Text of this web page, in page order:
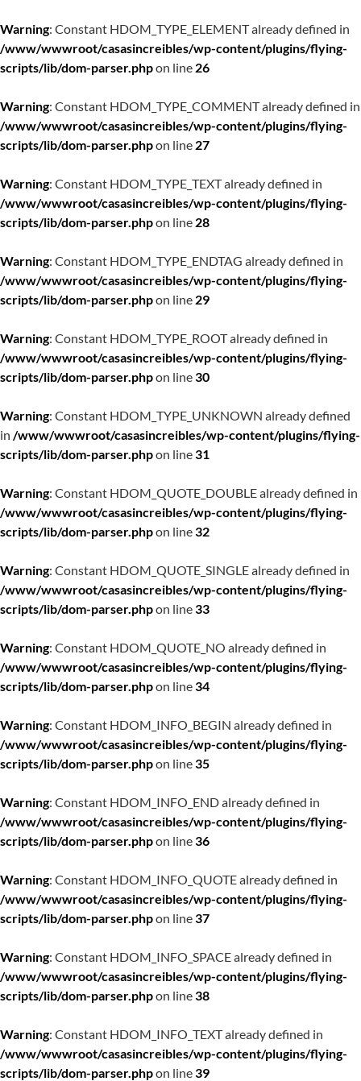
Warning: Constant HDOM_TYPE_ELEMENT already defined in
/www/wwwroot/casasincreibles/wp-content/plugins/flying-
scripts/lib/dom-parser.phpon line 26
Warning: Constant HDOM_TYPE_COMMENT already defined in
/www/wwwroot/casasincreibles/wp-content/plugins/flying-
scripts/lib/dom-parser.phpon line 27
Warning: Constant HDOM_TYPE_TEXT already defined in
/www/wwwroot/casasincreibles/wp-content/plugins/flying-
scripts/lib/dom-parser.phpon line 28
Warning: Constant HDOM_TYPE_ENDTAG already defined in
/www/wwwroot/casasincreibles/wp-content/plugins/flying-
scripts/lib/dom-parser.phpon line 29
Warning: Constant HDOM_TYPE_ROOT already defined in
/www/wwwroot/casasincreibles/wp-content/plugins/flying-
scripts/lib/dom-parser.phpon line30
Warning: Constant HDOM_TYPE_UNKNOWN already defined
in /www/wwwroot/casasincreibles/wp-content/plugins/flying-
scripts/lib/dom-parser.phpon line31
Warning: Constant HDOM_QUOTE_DOUBLE already defined in
/www/wwwroot/casasincreibles/wp-content/plugins/flying-
scripts/lib/dom-parser.phpon line32
Warning: Constant HDOM_QUOTE_SINGLE already defined in
/www/wwwroot/casasincreibles/wp-content/plugins/flying-
scripts/lib/dom-parser.phpon line33
Warning: Constant HDOM_QUOTE_NO already defined in
/www/wwwroot/casasincreibles/wp-content/plugins/flying-
scripts/lib/dom-parser.phpon line34
Warning: Constant HDOM_INFO_BEGIN already defined in
/www/wwwroot/casasincreibles/wp-content/plugins/flying-
scripts/lib/dom-parser.phpon line35
Warning: Constant HDOM_INFO_END already defined in
/www/wwwroot/casasincreibles/wp-content/plugins/flying-
scripts/lib/dom-parser.phpon line36
Warning: Constant HDOM_INFO_QUOTE already defined in
/www/wwwroot/casasincreibles/wp-content/plugins/flying-
scripts/lib/dom-parser.phpon line37
Warning: Constant HDOM_INFO_SPACE already defined in
/www/wwwroot/casasincreibles/wp-content/plugins/flying-
scripts/lib/dom-parser.phpon line38
Warning: Constant HDOM_INFO_TEXT already defined in
/www/wwwroot/casasincreibles/wp-content/plugins/flying-
scripts/lib/dom-parser.phpon line39